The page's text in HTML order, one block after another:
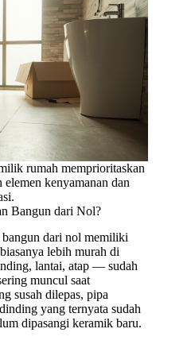
rumah memprioritaskan
kenyamanan dan
Bangun dari Nol?
dari nol memiliki
lebih murah di
lantai, atap — sudah
muncul saat
susah dilepas, pipa
yang ternyata sudah
dipasangi keramik baru.